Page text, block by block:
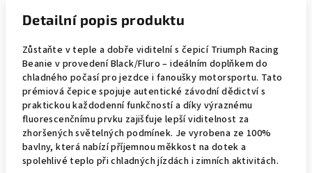
Detailní popis produktu
Zůstaňte v teple a dobře viditelní s čepicí Triumph Racing
Beanie v provedení Black/Fluro – ideálním doplňkem do
chladného počasí pro jezdce i fanoušky motorsportu. Tato
prémiová čepice spojuje autentické závodní dědictví s
praktickou každodenní funkčností a díky výraznému
fluorescenčnímu prvku zajišťuje lepší viditelnost za
zhoršených světelných podmínek. Je vyrobena ze 100%
bavlny, která nabízí příjemnou měkkost na dotek a
spolehlivé teplo při chladných jízdách i zimních aktivitách.